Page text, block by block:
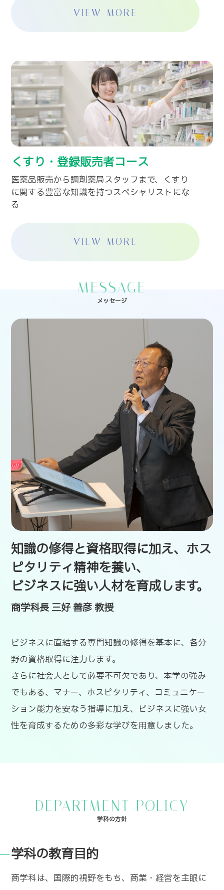
VIEW MORE
くすり・登録販売者コース
医薬品販売から調剤薬局スタッフまで、くすり
に関する豊富な知識を持つスペシャリストにな
る
VIEW MORE
MESSAGE
メッセージ
知識の修得と資格取得に加え、ホス
ピタリティ精神を養い、
ビジネスに強い人材を育成します。
商学科長 三好 善彦 教授
ビジネスに直結する専門知識の修得を基本に、各分
野の資格取得に注力します。
さらに社会人として必要不可欠であり、本学の強み
でもある、マナー、ホスピタリティ、コミュニケー
ション能力を安なう指導に加え、ビジネスに強い女
性を育成するための多彩な学びを用意しました。
DEPARTMENT POLICY
学科の方針
学科の教育目的
商学科は、国際的視野をもち、商業・経営を主眼に